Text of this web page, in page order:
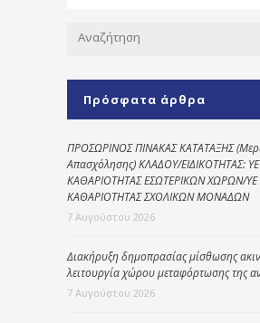
Πρόσφατα άρθρα
ΠΡΟΣΩΡΙΝΟΣ ΠΙΝΑΚΑΣ ΚΑΤΑΤΑΞΗΣ
Απασχόλησης) ΚΛΑΔΟΥ/ΕΙΔΙΚΟΤΗΤΑΣ:
ΚΑΘΑΡΙΟΤΗΤΑΣ ΕΣΩΤΕΡΙΚΩΝ ΧΩΡΩΝ/
ΚΑΘΑΡΙΟΤΗΤΑΣ ΣΧΟΛΙΚΩΝ ΜΟΝΑΔΩΝ
7 Αυγούστου 2026
Διακήρυξη δημοπρασίας μίσθωσης
λειτουργία χώρου μεταφόρτωσης της
7 Αυγούστου 2026